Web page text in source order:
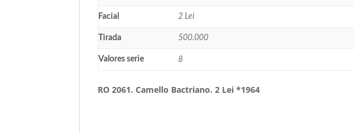
Facial 2 Lei
Tirada 500.000
Valores serie 8
RO 2061. Camello Bactriano. 2 Lei *1964